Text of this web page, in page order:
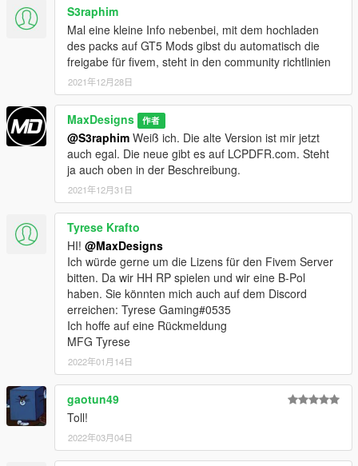
Additional information: :
1. The vest of the GsG9 comes from the Hanako vest pack,
which is available on LCPDFR
2. The helmet of the GsG9 comes from a ped of TopMods
3. The only things I own are the Skin(. ytd) files
4. caps are included in the pack itself, but I recommend using
the ones from the German EUP by AgentDZN, as the model is
most similar to the real German Police. Custom skins for said
caps are in the works and will be released upon request.
(Version 1. 0)
1. Federal police uniforms:
- Shirts (long and short sleeves) with all ranks
- Jacket
- Sweater
- Visor Cap
- Basecap
- High visibility vest
- Bulletproof vest for patrol service
- Combatshirts
2. Customs uniforms:
- New (blue) shirts (long and short sleeves)
- Bulletproof vest
- Construction helmet
- Baseball cap
S3raphim
Mal eine kleine Info nebenbei, mit dem hochladen
des packs auf GT5 Mods gibst du automatisch die
freigabe für fivem, steht in den community richtlinien
2021年12月28日
MaxDesigns 作者
@S3raphim Weiß ich. Die alte Version ist mir jetzt
auch egal. Die neue gibt es auf LCPDFR.com. Steht
ja auch oben in der Beschreibung.
2021年12月31日
Tyrese Krafto
HI! @MaxDesigns
Ich würde gerne um die Lizens für den Fivem Server
bitten. Da wir HH RP spielen und wir eine B-Pol
haben. Sie könnten mich auch auf dem Discord
erreichen: Tyrese Gaming#0535
Ich hoffe auf eine Rückmeldung
MFG Tyrese
2022年01月14日
gaotun49
Toll!
2022年03月04日